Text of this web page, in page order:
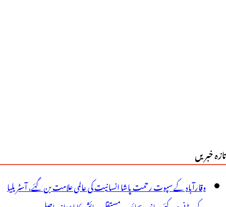
بی
جے
تازہ خبریں
وقارآباد کے سپوت رحمت پاشا انسانیت کی عالمی علامت بن گئے، آسٹریلیا